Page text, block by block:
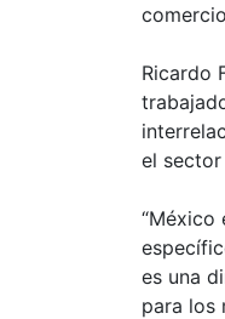
Ricardo
el
“México
es una
para los